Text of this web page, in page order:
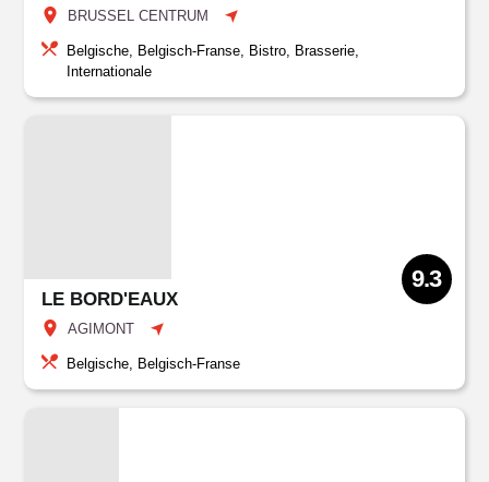
BRUSSEL CENTRUM
Belgische, Belgisch-Franse, Bistro, Brasserie,
Internationale
LE BORD'EAUX
AGIMONT
9.3
Belgische, Belgisch-Franse